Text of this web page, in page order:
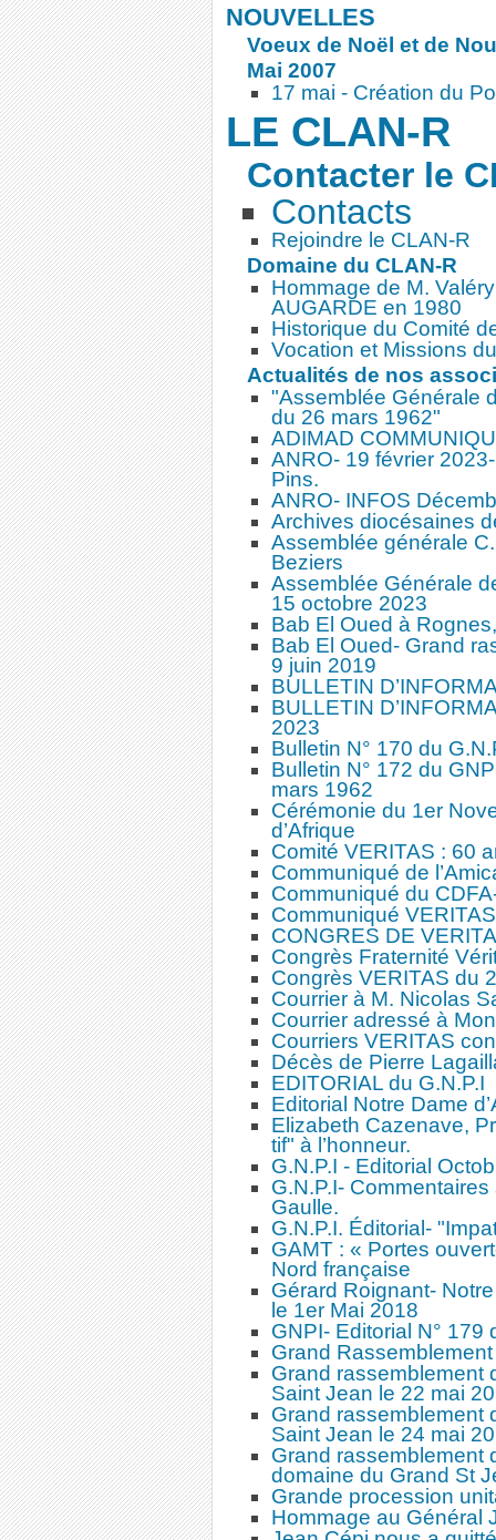
NOUVELLES
Voeux de Noël et de
Mai 2007
17 mai - Création du
LE CLAN-R
Contacter le
Contacts
Rejoindre le CLAN-R
Domaine du CLAN-R
Hommage de M.
AUGARDE en 1980
Historique du Comité
Vocation et Missions
Actualités de nos
"Assemblée Générale
du 26 mars 1962"
ADIMAD
ANRO- 19 février
Pins.
ANRO- INFOS
Archives diocésaines
Assemblée générale
Beziers
Assemblée Générale
15 octobre 2023
Bab El Oued à
Bab El Oued- Grand
9 juin 2019
BULLETIN
BULLETIN
2023
Bulletin N° 170 du
Bulletin N° 172 du
mars 1962
Cérémonie du 1er
d’Afrique
Comité VERITAS : 60
Communiqué de
Communiqué du
Communiqué VERITAS
CONGRES DE
Congrès Fraternité
Congrès VERITAS du
Courrier à M. Nicolas
Courrier adressé à
Courriers VERITAS
Décès de Pierre
EDITORIAL du G.N.P.I
Editorial Notre Dame
Elizabeth Cazenave,
tif" à l’honneur.
G.N.P.I - Editorial
G.N.P.I-
Gaulle.
G.N.P.I. Éditorial-
GAMT : « Portes
Nord française
Gérard Roignant-
le 1er Mai 2018
GNPI- Editorial N° 179
Grand
Grand rassemblement
Saint Jean le 22 mai
Grand rassemblement
Saint Jean le 24 mai
Grand rassemblement
domaine du Grand St
Grande procession
Hommage au Général